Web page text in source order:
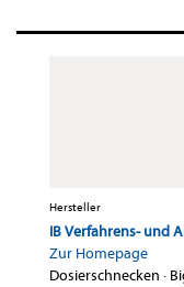
Hersteller
IB Verfahrens- und
Zur Homepage
Dosierschnecken ·